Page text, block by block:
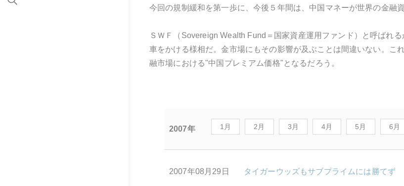
今回の規制緩和を第一歩に、今後５年間は、中国マネーが世界の金融
ＳＷＦ（Sovereign Wealth Fund＝国家資産運用ファンド）と呼ばれ
車をかける様相だ。金市場にもその影響が及ぶことは間違いない。
融市場における"中国プレミアム価格"となるだろう。
2007年 1月 2月 3月 4月 5月 6月
2007年08月29日 タイガーウッズもサブプライムには勝てず